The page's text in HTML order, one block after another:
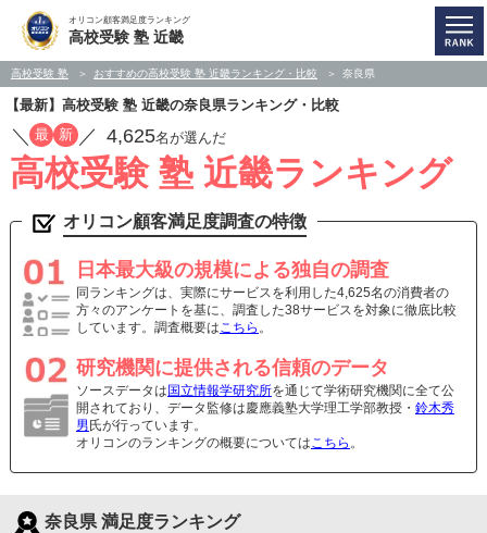
オリコン顧客満足度ランキング
高校受験 塾 近畿
高校受験 塾 おすすめの高校受験 塾 近畿ランキング・比較 奈良県
【最新】高校受験 塾 近畿の奈良県ランキング・比較
／ 最 新 ／ 4,625名が選んだ
高校受験 塾 近畿ランキング
オリコン顧客満足度調査の特徴
日本最大級の規模による独自の調査
同ランキングは、実際にサービスを利用した4,625名の消費者の
方々のアンケートを基に、調査した38サービスを対象に徹底比較
しています。調査概要はこちら 。
研究機関に提供される信頼のデータ
ソースデータは 国立情報学研究所を通じて学術研究機関に全て公
開されており、データ監修は慶應義塾大学理工学部教授・ 鈴木秀
男 氏が行っています。
オリコンのランキングの概要についてはこちら 。
奈良県 満足度ランキング